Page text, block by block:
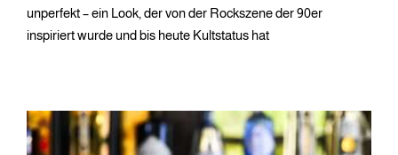
unperfekt – ein Look, der von der Rockszene der 90er
inspiriert wurde und bis heute Kultstatus hat